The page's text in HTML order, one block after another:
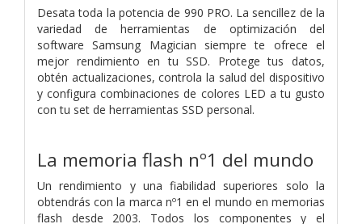
Desata toda la potencia de 990 PRO. La sencillez de la
variedad de herramientas de optimización del
software Samsung Magician siempre te ofrece el
mejor rendimiento en tu SSD. Protege tus datos,
obtén actualizaciones, controla la salud del dispositivo
y configura combinaciones de colores LED a tu gusto
con tu set de herramientas SSD personal.
La memoria flash nº1 del mundo
Un rendimiento y una fiabilidad superiores solo la
obtendrás con la marca nº1 en el mundo en memorias
flash desde 2003. Todos los componentes y el